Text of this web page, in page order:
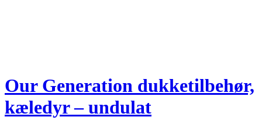
Our Generation dukketilbehør,
kæledyr – undulat